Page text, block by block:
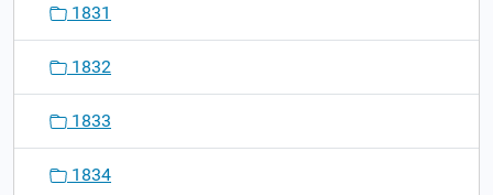
1831
1832
1833
1834